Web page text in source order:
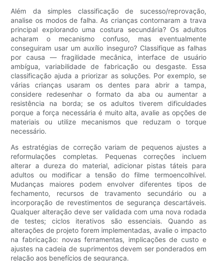
Além da simples classificação de sucesso/reprovação,
analise os modos de falha. As crianças contornaram a trava
principal explorando uma costura secundária? Os adultos
acharam o mecanismo confuso, mas eventualmente
conseguiram usar um auxílio inseguro? Classifique as falhas
por causa — fragilidade mecânica, interface de usuário
ambígua, variabilidade de fabricação ou desgaste. Essa
classificação ajuda a priorizar as soluções. Por exemplo, se
várias crianças usaram os dentes para abrir a tampa,
considere redesenhar o formato da aba ou aumentar a
resistência na borda; se os adultos tiverem dificuldades
porque a força necessária é muito alta, avalie as opções de
materiais ou utilize mecanismos que reduzam o torque
necessário.
As estratégias de correção variam de pequenos ajustes a
reformulações completas. Pequenas correções incluem
alterar a dureza do material, adicionar pistas táteis para
adultos ou modificar a tensão do filme termoencolhível.
Mudanças maiores podem envolver diferentes tipos de
fechamento, recursos de travamento secundário ou a
incorporação de revestimentos de segurança descartáveis.
Qualquer alteração deve ser validada com uma nova rodada
de testes; ciclos iterativos são essenciais. Quando as
alterações de projeto forem implementadas, avalie o impacto
na fabricação: novas ferramentas, implicações de custo e
ajustes na cadeia de suprimentos devem ser ponderados em
relação aos benefícios de segurança.